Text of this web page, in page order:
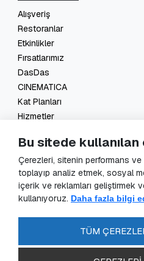
Alışveriş
Restoranlar
Etkinlikler
Fırsatlarımız
DasDas
CINEMATICA
Kat Planları
Hizmetler
KVKK Başvuru
KVKK Aydınlatma Metni
Veri Sorumlusu Başvuru Formu
Güvenlik Kameraları Aydınlatma
SSS
Bu sitede kullanılan
Çerezleri, sitenin performans ve
toplayıp analiz etmek, sosyal
içerik ve reklamları geliştirmek
kullanıyoruz. Daha fazla bilgi
TÜM